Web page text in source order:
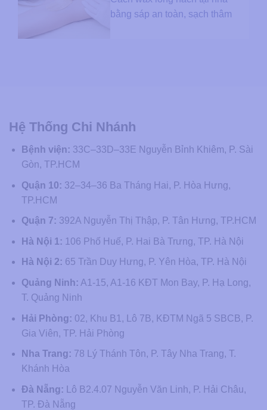
bằng sáp an toàn, sạch thâm
Hệ Thống Chi Nhánh
Bệnh viện: 33C–33D–33E Nguyễn Bỉnh Khiêm, P. Sài
Gòn, TP.HCM
Quận 10: 32–34–36 Ba Tháng Hai, P. Hòa Hưng,
TP.HCM
Quận 7: 392A Nguyễn Thị Thập, P. Tân Hưng, TP.HCM
Hà Nội 1: 106 Phố Huế, P. Hai Bà Trưng, TP. Hà Nội
Hà Nội 2: 65 Trần Duy Hưng, P. Yên Hòa, TP. Hà Nội
Quảng Ninh: A1-15, A1-16 KĐT Mon Bay, P. Hạ Long,
T. Quảng Ninh
Hải Phòng: 02, Khu B1, Lô 7B, KĐTM Ngã 5 SBCB, P.
Gia Viên, TP. Hải Phòng
Nha Trang: 78 Lý Thánh Tôn, P. Tây Nha Trang, T.
Khánh Hòa
Đà Nẵng: Lô B2.4.07 Nguyễn Văn Linh, P. Hải Châu,
TP. Đà Nẵng